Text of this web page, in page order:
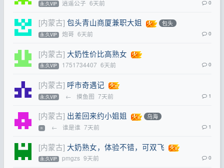
永.久VIP 逍遥公子 6天前 0
[内蒙古] 包头青山商厦兼职大姐 包头
永.久VIP 炮哥 6天前 0
[内蒙古] 大奶性价比高熟女
永.久VIP 1751734407 6天前 0
[内蒙古] 呼市奇遇记
永.久VIP ← 摸鱼图 7天前 1
[内蒙古] 出差回来约小姐姐 乌海
⭐ ← 谁是谁 7天前 1
[内蒙古] 大奶熟女，体验不错，可双飞
永.久VIP pmgzs 9天前 0